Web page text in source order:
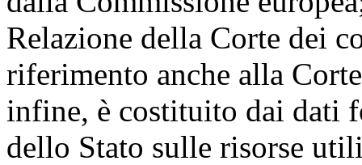
Relazione della Corte dei
riferimento anche alla
infine, è costituito dai dati
dello Stato sulle risorse